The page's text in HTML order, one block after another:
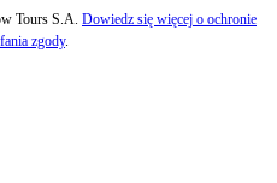
Tours S.A. Dowiedz się więcej o ochronie
zgody.